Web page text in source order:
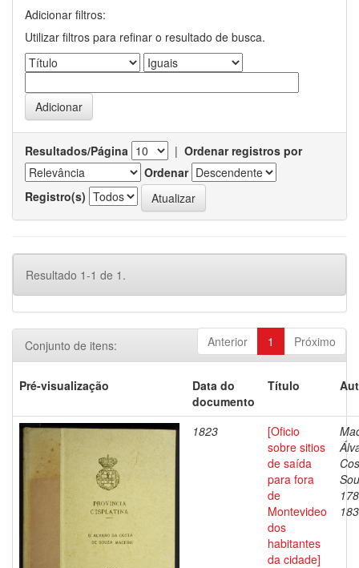
Adicionar filtros:
Utilizar filtros para refinar o resultado de busca.
Resultados/Página | Ordenar registros por
Ordenar
Registro(s)
Resultado 1-1 de 1.
Anterior 1 Próximo
Conjunto de itens:
Pré-visualização
Data do
documento
Título
1823
[Oficio
sobre sitios
de saída
para fora
de
Montevideo
dos
habitantes
da cidade]